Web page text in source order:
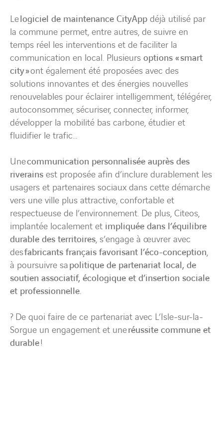
Lelogiciel de maintenance CityApp déjà utilisé par
la commune permet, entre autres, de suivre en
temps réel les interventions et de faciliter la
communication en local. Plusieurs options « smart
city »ont également été proposées avec des
solutions innovantes et des énergies nouvelles
renouvelables pour éclairer intelligemment, télégérer,
autoconsommer, sécuriser, connecter, informer,
développer la mobilité bas carbone, étudier et
fluidifier le trafic…
Unecommunication personnalisée auprès des
riverains est proposée afin d’inclure durablement les
usagers et partenaires sociaux dans cette démarche
vers une ville plus attractive, confortable et
respectueuse de l’environnement. De plus, Citeos,
implantée localement et impliquée dans l’équilibre
durable des territoires, s’engage à œuvrer avec
desfabricants français favorisant l’éco-conception,
à poursuivre sapolitique de partenariat local, de
soutien associatif, écologique et d’insertion sociale
et professionnelle.
? De quoi faire de ce partenariat avec L’Isle-sur-la-
Sorgue un engagement et uneréussite commune et
durable!